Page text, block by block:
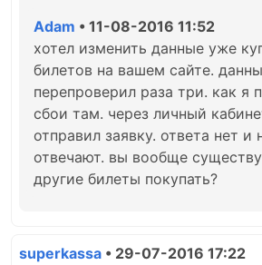
Adam • 11-08-2016 11:52
хотел изменить данные уже
билетов на вашем сайте.
перепроверил раза три. как я
сбои там. через личный
отправил заявку. ответа нет и
отвечают. вы вообще
другие билеты покупать?
superkassa • 29-07-2016 17:22